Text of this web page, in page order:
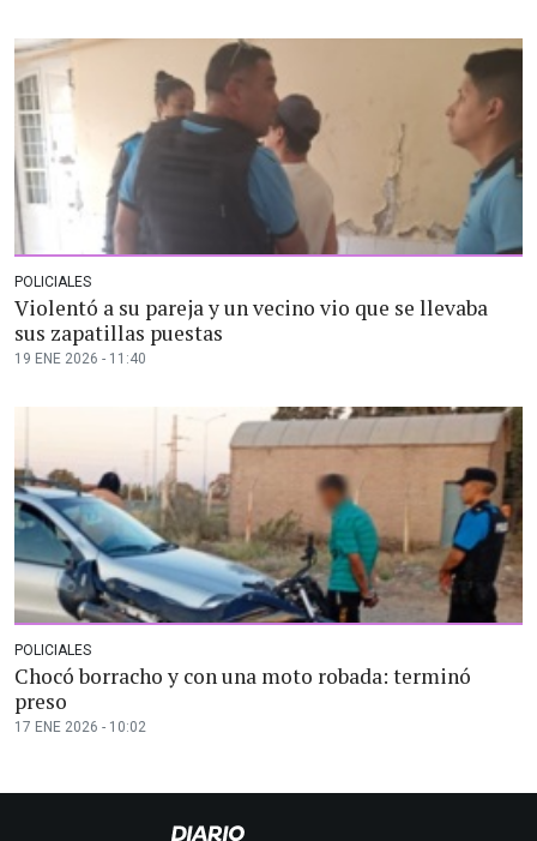
POLICIALES
Violentó a su pareja y un vecino vio que se llevaba
sus zapatillas puestas
19 ENE 2026 - 11:40
POLICIALES
Chocó borracho y con una moto robada: terminó
preso
17 ENE 2026 - 10:02